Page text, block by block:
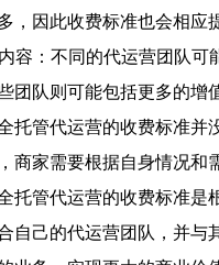
，因此收费标准也会相应
：不同的代运营团队可
团队则可能包括更多的增
管代运营的收费标准并
商家需要根据自身情况和
管代运营的收费标准是
自己的代运营团队，并